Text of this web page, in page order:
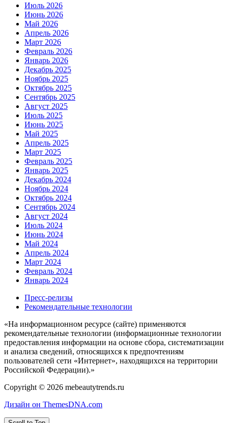
Июль 2026
Июнь 2026
Май 2026
Апрель 2026
Март 2026
Февраль 2026
Январь 2026
Декабрь 2025
Ноябрь 2025
Октябрь 2025
Сентябрь 2025
Август 2025
Июль 2025
Июнь 2025
Май 2025
Апрель 2025
Март 2025
Февраль 2025
Январь 2025
Декабрь 2024
Ноябрь 2024
Октябрь 2024
Сентябрь 2024
Август 2024
Июль 2024
Июнь 2024
Май 2024
Апрель 2024
Март 2024
Февраль 2024
Январь 2024
Пресс-релизы
Рекомендательные технологии
«На информационном ресурсе (сайте) применяются
рекомендательные технологии (информационные технологии
предоставления информации на основе сбора, систематизации
и анализа сведений, относящихся к предпочтениям
пользователей сети «Интернет», находящихся на территории
Российской Федерации).»
Copyright © 2026 mebeautytrends.ru
Дизайн он ThemesDNA.com